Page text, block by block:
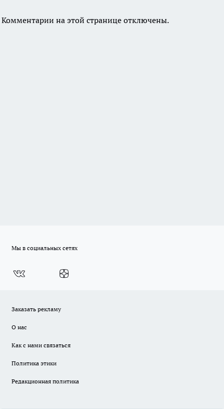
Комментарии на этой странице отключены.
Мы в социальных сетях
Заказать рекламу
О нас
Как с нами связаться
Политика этики
Редакционная политика